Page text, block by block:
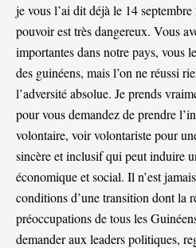
je vous l’ai dit déjà le 14
pouvoir est très dangereux. Vous
importantes dans notre pays, vous
des guinéens, mais l’on ne réussi
l’adversité absolue. Je prends
pour vous demandez de prendre
volontaire, voir volontariste pour
sincère et inclusif qui peut induire
économique et social. Il n’est
conditions d’une transition dont la
préoccupations de tous les
demander aux leaders politiques,